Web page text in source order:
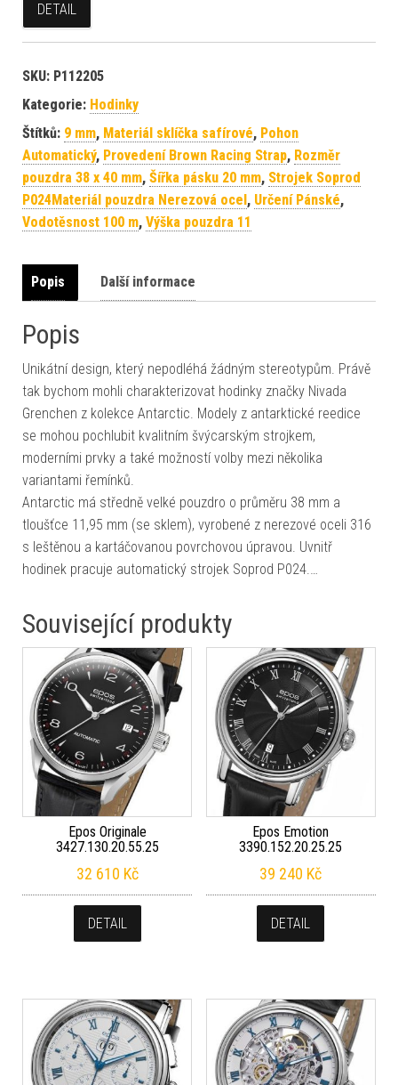
DETAIL
SKU: P112205
Kategorie: Hodinky
Štítků: 9 mm, Materiál sklíčka safírové, Pohon
Automatický, Provedení Brown Racing Strap, Rozměr
pouzdra 38 x 40 mm, Šířka pásku 20 mm, Strojek Soprod
P024Materiál pouzdra Nerezová ocel, Určení Pánské,
Vodotěsnost 100 m, Výška pouzdra 11
Popis Další informace
Popis
Unikátní design, který nepodléhá žádným stereotypům. Právě
tak bychom mohli charakterizovat hodinky značky Nivada
Grenchen z kolekce Antarctic. Modely z antarktické reedice
se mohou pochlubit kvalitním švýcarským strojkem,
moderními prvky a také možností volby mezi několika
variantami řemínků.
Antarctic má středně velké pouzdro o průměru 38 mm a
tloušťce 11,95 mm (se sklem), vyrobené z nerezové oceli 316
s leštěnou a kartáčovanou povrchovou úpravou. Uvnitř
hodinek pracuje automatický strojek Soprod P024.…
Související produkty
Epos Originale
3427.130.20.55.25
32 610 Kč
DETAIL
Epos Emotion
3390.152.20.25.25
39 240 Kč
DETAIL